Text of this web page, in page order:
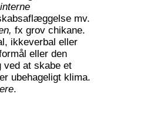
mv.
fx grov chikane.
ikkeverbal eller
eller den
at skabe et
ubehageligt klima.
.